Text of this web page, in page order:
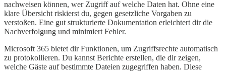
nachweisen können, wer Zugriff auf welche Daten hat. Ohne eine
klare Übersicht riskierst du, gegen gesetzliche Vorgaben zu
verstoßen. Eine gut strukturierte Dokumentation erleichtert dir die
Nachverfolgung und minimiert Fehler.
Microsoft 365 bietet dir Funktionen, um Zugriffsrechte automatisch
zu protokollieren. Du kannst Berichte erstellen, die dir zeigen,
welche Gäste auf bestimmte Dateien zugegriffen haben. Diese